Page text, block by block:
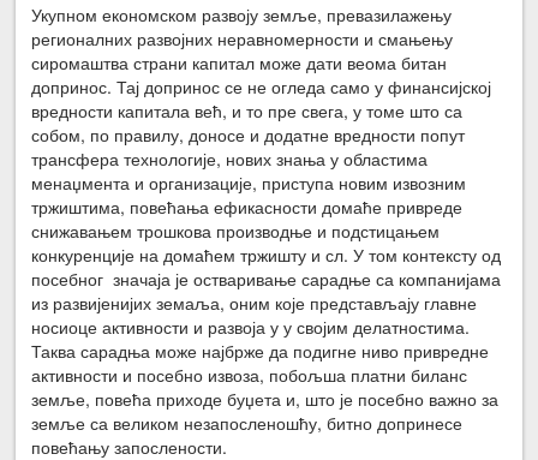
Укупном економском развоју земље, превазилажењу
регионалних развојних неравномерности и смањењу
сиромаштва страни капитал може дати веома битан
допринос. Тај допринос се не огледа само у финансијској
вредности капитала већ, и то пре свега, у томе што са
собом, по правилу, доносе и додатне вредности попут
трансфера технологије, нових знања у областима
менаџмента и организације, приступа новим извозним
тржиштима, повећања ефикасности домаће привреде
снижавањем трошкова производње и подстицањем
конкуренције на домаћем тржишту и сл. У том контексту од
посебног значаја је остваривање сарадње са компанијама
из развијенијих земаља, оним које представљају главне
носиоце активности и развоја у у својим делатностима.
Таква сарадња може најбрже да подигне ниво привредне
активности и посебно извоза, побољша платни биланс
земље, повећа приходе буџета и, што је посебно важно за
земље са великом незапосленошћу, битно допринесе
повећању запослености.